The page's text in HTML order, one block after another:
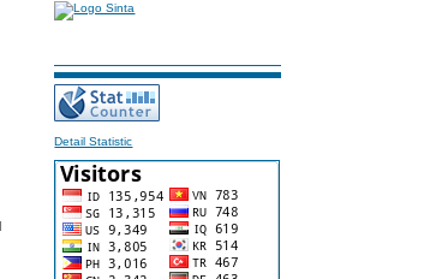
Detail Statistic